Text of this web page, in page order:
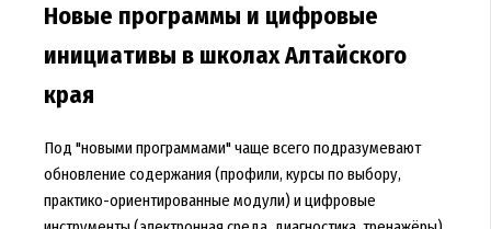
Новые программы и цифровые
инициативы в школах Алтайского
края
Под "новыми программами" чаще всего подразумевают
обновление содержания (профили, курсы по выбору,
практико-ориентированные модули) и цифровые